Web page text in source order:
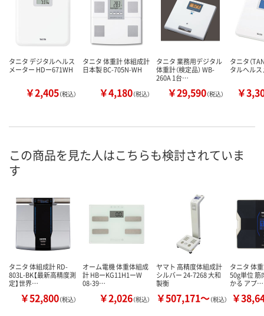
タニタ デジタルヘルス
メーター HDー671WH
￥2,405（税込）
タニタ 体重計 体組成計
日本製 BC-705N-WH
￥4,180（税込）
タニタ 業務用デジタル
体重計（検定品） WB-
260A 1台…
￥29,590（税込）
タニタ（
タルヘル
￥
この商品を見た人はこちらも検討されていま
す
タニタ 体組成計 RD-
803L-BK【最新高精度測
定】世界…
￥52,800（税込）
オーム電機 体重体組成
計 HBーKG11H1ーW
08-39…
￥2,026（税込）
ヤマト 高精度体組成計
シルバー 24-7268 大和
製衡
￥507,171～（税込）
タニタ 体
50g単位 筋
かる アプ…
￥